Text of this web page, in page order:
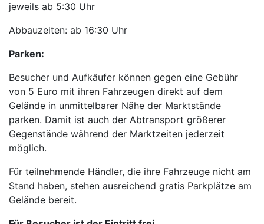
jeweils ab 5:30 Uhr
Abbauzeiten: ab 16:30 Uhr
Parken:
Besucher und Aufkäufer können gegen eine Gebühr
von 5 Euro mit ihren Fahrzeugen direkt auf dem
Gelände in unmittelbarer Nähe der Marktstände
parken. Damit ist auch der Abtransport größerer
Gegenstände während der Marktzeiten jederzeit
möglich.
Für teilnehmende Händler, die ihre Fahrzeuge nicht am
Stand haben, stehen ausreichend gratis Parkplätze am
Gelände bereit.